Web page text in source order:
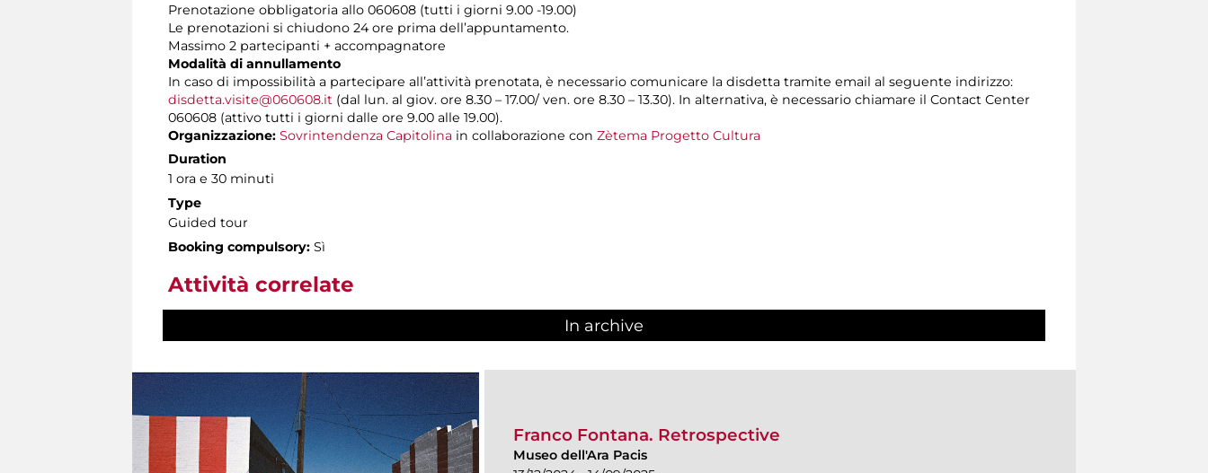
Prenotazione obbligatoria allo 060608 (tutti i giorni 9.00 -19.00)
Le prenotazioni si chiudono 24 ore prima dell’appuntamento.
Massimo 2 partecipanti + accompagnatore
Modalità di annullamento
In caso di impossibilità a partecipare all’attività prenotata, è necessario comunicare la disdetta tramite email al seguente indirizzo:
disdetta.visite@060608.it (dal lun. al giov. ore 8.30 – 17.00/ ven. ore 8.30 – 13.30). In alternativa, è necessario chiamare il Contact Center
060608 (attivo tutti i giorni dalle ore 9.00 alle 19.00).
Organizzazione: Sovrintendenza Capitolina in collaborazione con Zètema Progetto Cultura
Duration
1 ora e 30 minuti
Type
Guided tour
Booking compulsory: Sì
Attività correlate
In archive
Franco Fontana. Retrospective
Museo dell'Ara Pacis